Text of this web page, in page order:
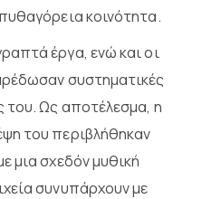
κοινότητα.
έργα, ενώ και οι
συστηματικές
του. Ως αποτέλεσμα, η
του περιβλήθηκαν
μια σχεδόν μυθική
συνυπάρχουν με